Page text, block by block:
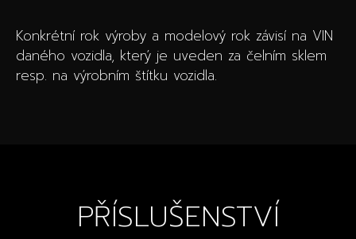
Konkrétní rok výroby a modelový rok závisí na VIN
daného vozidla, který je uveden za čelním sklem
resp. na výrobním štítku vozidla.
PŘÍSLUŠENSTVÍ